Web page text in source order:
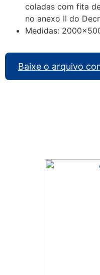
coladas com fita
no anexo II do
Medidas:
Baixe o arquivo